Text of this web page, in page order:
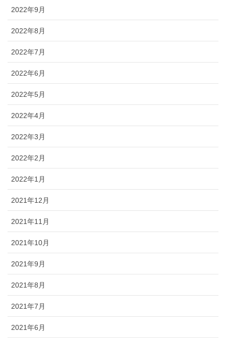
2022年9月
2022年8月
2022年7月
2022年6月
2022年5月
2022年4月
2022年3月
2022年2月
2022年1月
2021年12月
2021年11月
2021年10月
2021年9月
2021年8月
2021年7月
2021年6月